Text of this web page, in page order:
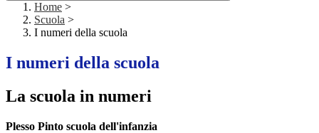
Home >
Scuola >
I numeri della scuola
I numeri della scuola
La scuola in numeri
Plesso Pinto scuola dell'infanzia